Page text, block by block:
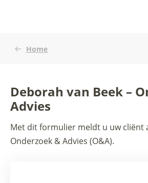
Home
Deborah van Beek –
Advies
Met dit formulier meldt u uw cliënt
Onderzoek & Advies (O&A).